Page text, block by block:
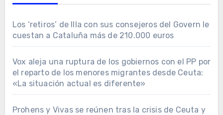
Los ‘retiros’ de Illa con sus consejeros del Govern le
cuestan a Cataluña más de 210.000 euros
Vox aleja una ruptura de los gobiernos con el PP por
el reparto de los menores migrantes desde Ceuta:
«La situación actual es diferente»
Prohens y Vivas se reúnen tras la crisis de Ceuta y